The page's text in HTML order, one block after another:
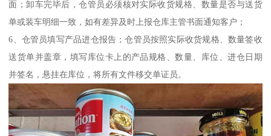
面；卸车完毕后，仓管员必须核对实际收货规格、数量是否与送货
单或装车明细一致，如有差异及时上报仓库主管书面通知客户；
6、仓管员填写产品进仓报告；仓管员按照实际收货规格、数量签收
送货单并盖章，填写库位卡上的产品规格、数量、库位、进仓日期
并签名，悬挂在库位，将所有文件移交单证员。